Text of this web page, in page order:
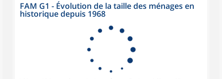
FAM G1 - Évolution de la taille des ménages en
historique depuis 1968